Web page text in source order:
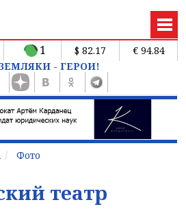
1 $ 82.17
€ 94.84
- ГЕРОИ!
Фото
театр